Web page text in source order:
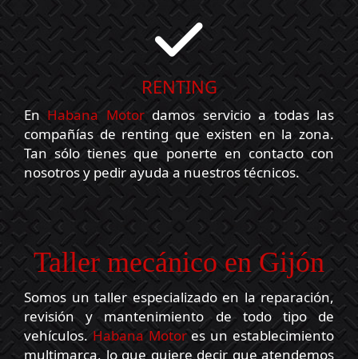
Renting
RENTING
En Habana Motordamos servicio a todas las
compañías de renting que existen en la zona.
Tan sólo tienes que ponerte en contacto con
nosotros y pedir ayuda a nuestros técnicos.
Taller mecánico en Gijón
Somos un taller especializado en la reparación,
revisión y mantenimiento de todo tipo de
vehículos.Habana Motores un establecimiento
multimarca, lo que quiere decir que atendemos